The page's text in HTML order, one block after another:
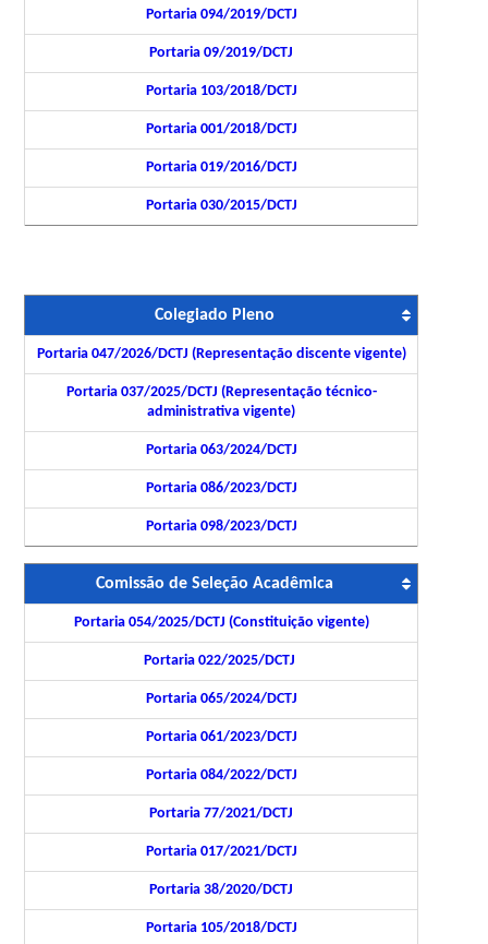
Portaria 094/2019/DCTJ
Portaria 09/2019/DCTJ
Portaria 103/2018/DCTJ
Portaria 001/2018/DCTJ
Portaria 019/2016/DCTJ
Portaria 030/2015/DCTJ
Colegiado Pleno
Portaria 047/2026/DCTJ (Representação discente vigente)
Portaria 037/2025/DCTJ (Representação técnico-
administrativa vigente)
Portaria 063/2024/DCTJ
Portaria 086/2023/DCTJ
Portaria 098/2023/DCTJ
Comissão de Seleção Acadêmica
Portaria 054/2025/DCTJ (Constituição vigente)
Portaria 022/2025/DCTJ
Portaria 065/2024/DCTJ
Portaria 061/2023/DCTJ
Portaria 084/2022/DCTJ
Portaria 77/2021/DCTJ
Portaria 017/2021/DCTJ
Portaria 38/2020/DCTJ
Portaria 105/2018/DCTJ